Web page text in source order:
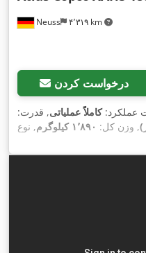
Neuss ۴٬۳۱۹ km
درخواست کردن
عملکرد:کاملاً عملیاتی, قدرت:
, وزن کل: ۱٬۸۹۰ کیلوگرم
, نوع
h